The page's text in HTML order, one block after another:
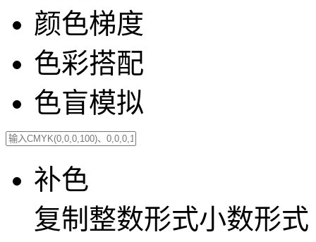
颜色梯度
色彩搭配
色盲模拟
补色
复制 整数形式小数形式